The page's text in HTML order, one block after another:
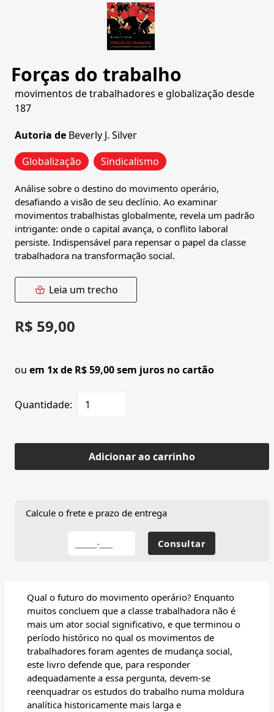
Forças do trabalho
movimentos de trabalhadores e globalização desde
187
Autoria de Beverly J. Silver
Globalização
Sindicalismo
Análise sobre o destino do movimento operário,
desafiando a visão de seu declínio. Ao examinar
movimentos trabalhistas globalmente, revela um padrão
intrigante: onde o capital avança, o conflito laboral
persiste. Indispensável para repensar o papel da classe
trabalhadora na transformação social.
Leia um trecho
R$ 59,00
ou em 1x de R$ 59,00 sem juros no cartão
Quantidade:
Adicionar ao carrinho
Calcule o frete e prazo de entrega
Qual o futuro do movimento operário? Enquanto
muitos concluem que a classe trabalhadora não é
mais um ator social significativo, e que terminou o
período histórico no qual os movimentos de
trabalhadores foram agentes de mudança social,
este livro defende que, para responder
adequadamente a essa pergunta, devem-se
reenquadrar os estudos do trabalho numa moldura
analítica historicamente mais larga e